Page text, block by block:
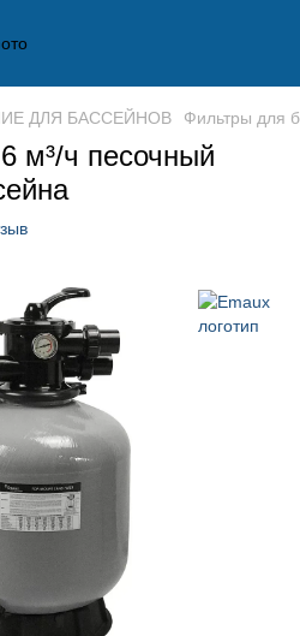
ДЛЯ БАССЕЙНОВ Фильтры для
м³/ч песочный